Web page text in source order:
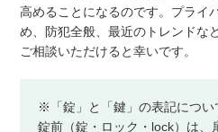
高めることになるのです。プライ
め、防犯全般、最近のトレンドな
ご相談いただけると幸いです。
※「錠」と「鍵」の表記につい
錠前（錠・ロック・lock）は、